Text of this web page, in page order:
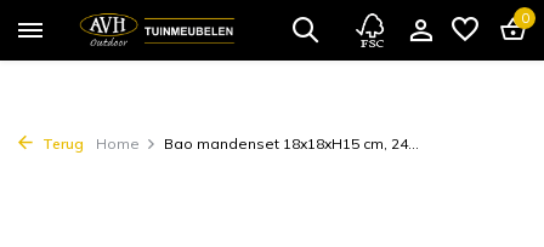
0
Terug Home Bao mandenset 18x18xH15 cm, 24...